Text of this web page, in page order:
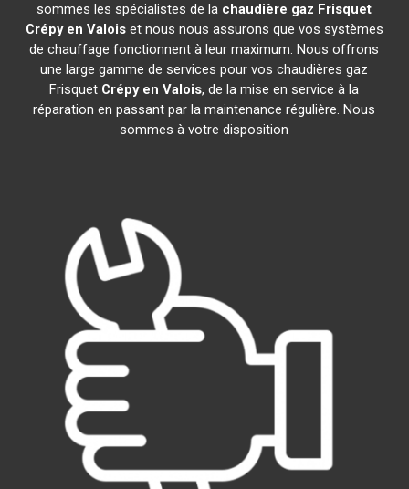
sommes les spécialistes de la chaudière gaz Frisquet
Crépy en Valoiset nous nous assurons que vos systèmes
de chauffage fonctionnent à leur maximum. Nous offrons
une large gamme de services pour vos chaudières gaz
Frisquet Crépy en Valois, de la mise en service à la
réparation en passant par la maintenance régulière. Nous
sommes à votre disposition